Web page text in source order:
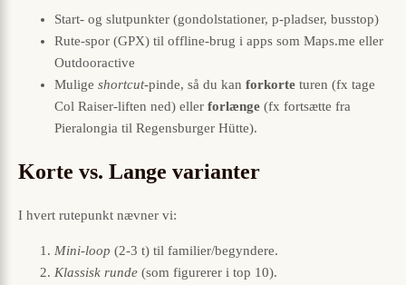
Start- og slutpunkter (gondolstationer, p-pladser, busstop)
Rute-spor (GPX) til offline-brug i apps som Maps.me eller
Outdooractive
Mulige shortcut-pinde, så du kan forkorte turen (fx tage
Col Raiser-liften ned) eller forlænge (fx fortsætte fra
Pieralongia til Regensburger Hütte).
Korte vs. Lange varianter
I hvert rutepunkt nævner vi:
Mini-loop (2-3 t) til familier/begyndere.
Klassisk runde (som figurerer i top 10).